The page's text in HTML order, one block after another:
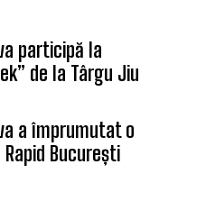
participă la
de la Târgu Jiu
a împrumutat o
București